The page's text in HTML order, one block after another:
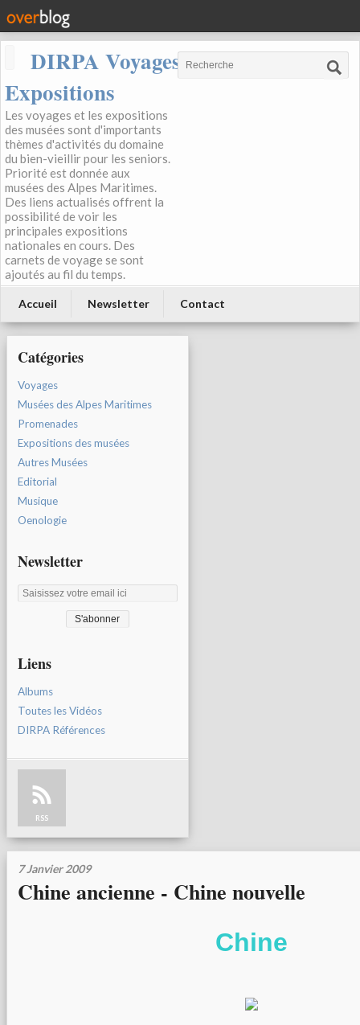
DIRPA Voyages, Musées,
Expositions
Les voyages et les expositions
des musées sont d'importants
thèmes d'activités du domaine
du bien-vieillir pour les seniors.
Priorité est donnée aux
musées des Alpes Maritimes.
Des liens actualisés offrent la
possibilité de voir les
principales expositions
nationales en cours. Des
carnets de voyage se sont
ajoutés au fil du temps.
Accueil Newsletter Contact
Catégories
Voyages
Musées des Alpes Maritimes
Promenades
Expositions des musées
Autres Musées
Editorial
Musique
Oenologie
Newsletter
Liens
Albums
Toutes les Vidéos
DIRPA Références
RSS
7 Janvier 2009
Chine ancienne - Chine nouvelle
Chine